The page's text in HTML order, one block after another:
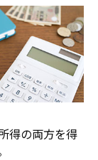
得の両方を得